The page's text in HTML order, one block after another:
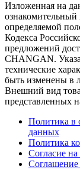
Изложенная на
ознакомительный
определяемой
Кодекса
предложений
CHANGAN.
технические
быть изменены в
Внешний вид
представленных
Политика в
данных
Политика
Согласие
Соглашение